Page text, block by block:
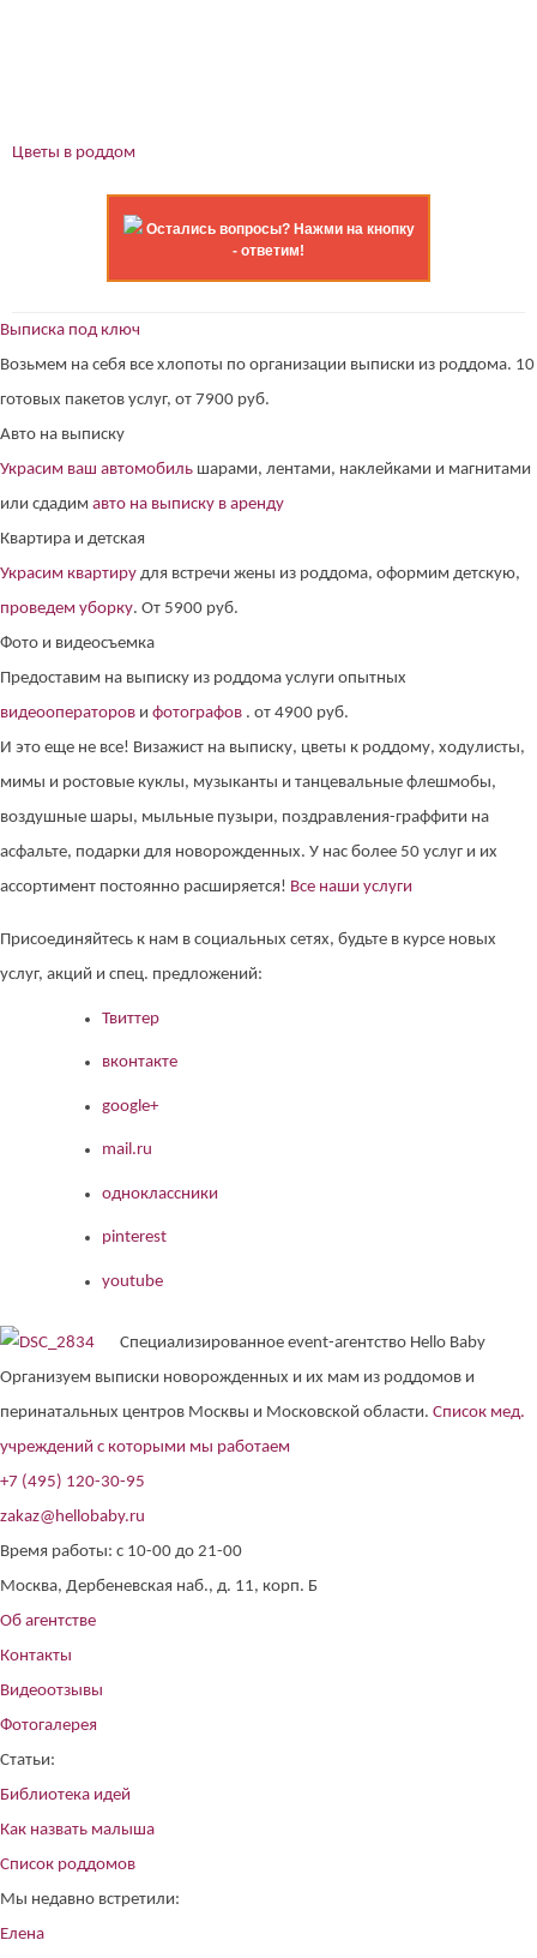
Цветы в роддом
Остались вопросы? Нажми на кнопку
- ответим!
Выписка под ключ
Возьмем на себя все хлопоты по организации выписки из роддома. 10
готовых пакетов услуг, от 7900 руб.
Авто на выписку
Украсим ваш автомобиль шарами, лентами, наклейками и магнитами
или сдадим авто на выписку в аренду
Квартира и детская
Украсим квартиру для встречи жены из роддома, оформим детскую,
проведем уборку. От 5900 руб.
Фото и видеосъемка
Предоставим на выписку из роддома услуги опытных
видеооператоров и фотографов . от 4900 руб.
И это еще не все! Визажист на выписку, цветы к роддому, ходулисты,
мимы и ростовые куклы, музыканты и танцевальные флешмобы,
воздушные шары, мыльные пузыри, поздравления-граффити на
асфальте, подарки для новорожденных. У нас более 50 услуг и их
ассортимент постоянно расширяется! Все наши услуги
Присоединяйтесь к нам в социальных сетях, будьте в курсе новых
услуг, акций и спец. предложений:
Твиттер
вконтакте
google+
mail.ru
одноклассники
pinterest
youtube
Специализированное event-агентство Hello Baby
Организуем выписки новорожденных и их мам из роддомов и
перинатальных центров Москвы и Московской области. Список мед.
учреждений с которыми мы работаем
+7 (495) 120-30-95
zakaz@hellobaby.ru
Время работы: с 10-00 до 21-00
Москва, Дербеневская наб., д. 11, корп. Б
Об агентстве
Контакты
Видеоотзывы
Фотогалерея
Статьи:
Библиотека идей
Как назвать малыша
Список роддомов
Мы недавно встретили:
Елена